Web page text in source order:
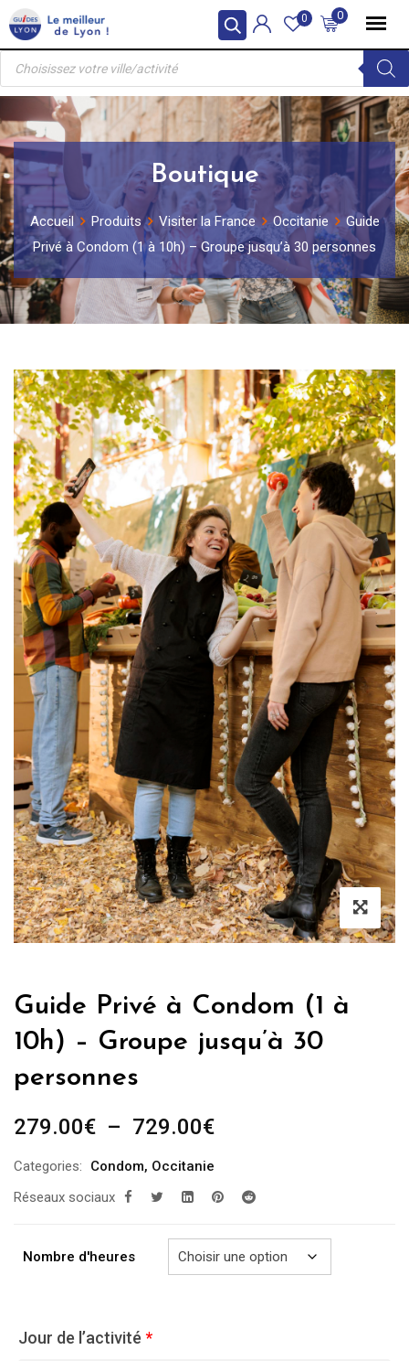
Skip
to
content
0
0
Recherche
produits
Boutique
Accueil Produits Visiter la France Occitanie
Guide
Privé à Condom (1 à 10h) – Groupe jusqu’à 30 personnes
Guide Privé à Condom (1 à
10h) – Groupe jusqu’à 30
personnes
279.00€ – 729.00€Plage
279.00€
729.00€
Categories: Condom, Occitanie
Réseaux sociaux
Nombre d'heures
Jour de l’activité *